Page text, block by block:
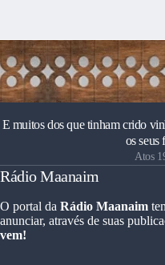
E muitos dos que tinham crido
os seus
Atos
Rádio Maanaim
O portal da Rádio Maanaim
anunciar, através de suas
vem!